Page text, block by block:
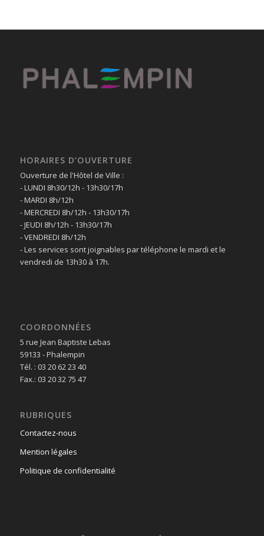
HORAIRES D’OUVERTURE
Ouverture de l'Hôtel de Ville :
- LUNDI 8h30/12h - 13h30/17h
- MARDI 8h/12h
- MERCREDI 8h/12h - 13h30/17h
- JEUDI 8h/12h - 13h30/17h
- VENDREDI 8h/12h
- Les services sont joignables par téléphone le mardi et le
vendredi de 13h30 à 17h.
COORDONNÉES
5 rue Jean Baptiste Lebas
59133 - Phalempin
Tél. : 03 20 62 23 40
Fax.: 03 20 32 75 47
RUBRIQUES
Contactez-nous
Mention légales
Politique de confidentialité